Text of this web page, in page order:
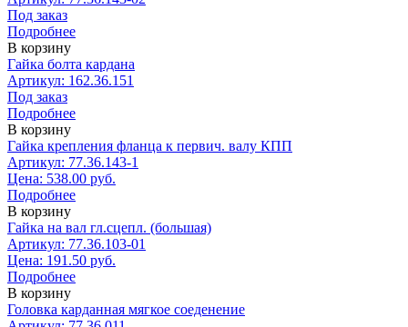
Под заказ
Подробнее
В корзину
Гайка болта кардана
Артикул: 162.36.151
Под заказ
Подробнее
В корзину
Гайка крепления фланца к первич. валу КПП
Артикул: 77.36.143-1
Цена: 538.00 руб.
Подробнее
В корзину
Гайка на вал гл.сцепл. (большая)
Артикул: 77.36.103-01
Цена: 191.50 руб.
Подробнее
В корзину
Головка карданная мягкое соеденение